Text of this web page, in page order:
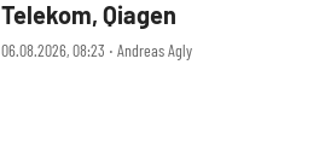
06.08.2026, 08:23 ‧ Andreas Agly
Telekom, Qiagen